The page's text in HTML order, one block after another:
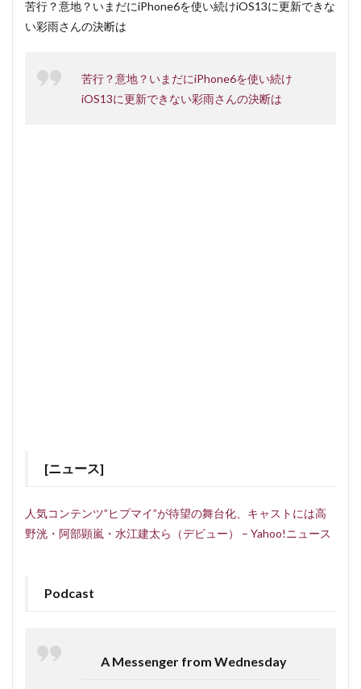
苦行？意地？いまだにiPhone6を使い続けiOS13に更新できな
い彩雨さんの決断は
苦行？意地？いまだにiPhone6を使い続け
iOS13に更新できない彩雨さんの決断は
[ニュース]
人気コンテンツ”ヒプマイ”が待望の舞台化、キャストには高
野洸・阿部顕嵐・水江建太ら（デビュー） – Yahoo!ニュース
Podcast
A Messenger from Wednesday